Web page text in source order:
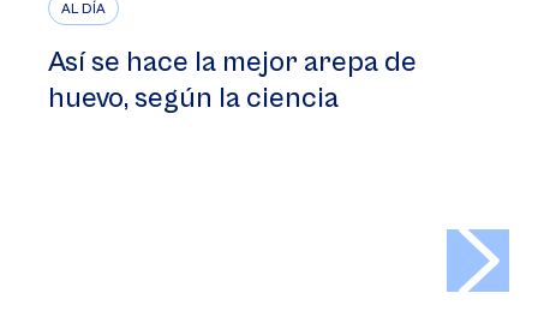
AL DÍA
Así se hace la mejor arepa de
huevo, según la ciencia